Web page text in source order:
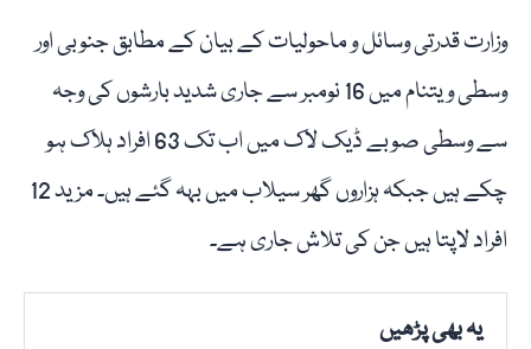
وزارت قدرتی وسائل و ماحولیات کے بیان کے مطابق جنوبی اور
وسطی ویتنام میں 16 نومبر سے جاری شدید بارشوں کی وجہ
سے وسطی صوبے ڈیک لاک میں اب تک 63 افراد ہلاک ہو
چکے ہیں جبکہ ہزاروں گھر سیلاب میں بہہ گئے ہیں۔ مزید 12
افراد لاپتا ہیں جن کی تلاش جاری ہے۔
یہ بھی پڑھیں